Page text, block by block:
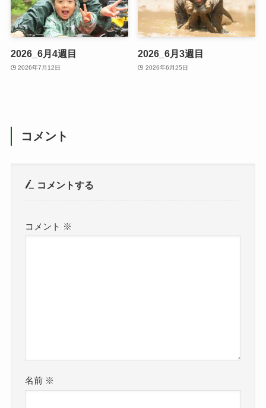
2026_6月4週目
2026年7月12日
2026_6月3週目
2026年6月25日
コメント
コメントする
コメント ※
名前 ※